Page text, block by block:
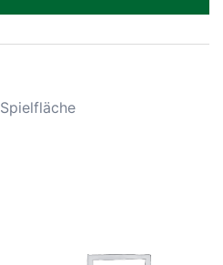
Spielfläche